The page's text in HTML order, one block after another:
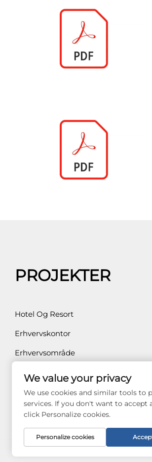
PROJEKTER
Hotel Og Resort
Erhvervskontor
Erhvervsområde
Privatbolig
Sundhedspleje
We value your privacy
We use cookies and similar tools to
services. If you don't want to accept
click Personalize cookies.
Personalize cookies